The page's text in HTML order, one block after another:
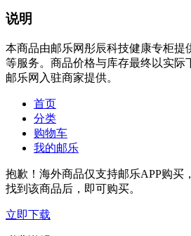
说明
本商品由邮乐网彤辰科技健康专柜提
等服务。商品价格与库存最终以实际
邮乐网入驻商家提供。
首页
分类
购物车
我的邮乐
抱歉！海外商品仅支持邮乐APP购买
找到该商品后，即可购买。
立即下载